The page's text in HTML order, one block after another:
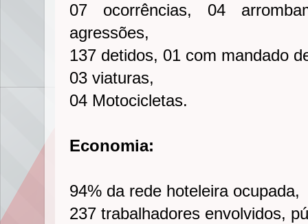
07 ocorrências, 04
agressões,
137 detidos, 01 com mandado
03 viaturas,
04 Motocicletas.
Economia:
94% da rede hoteleira ocupada,
237 trabalhadores envolvidos,